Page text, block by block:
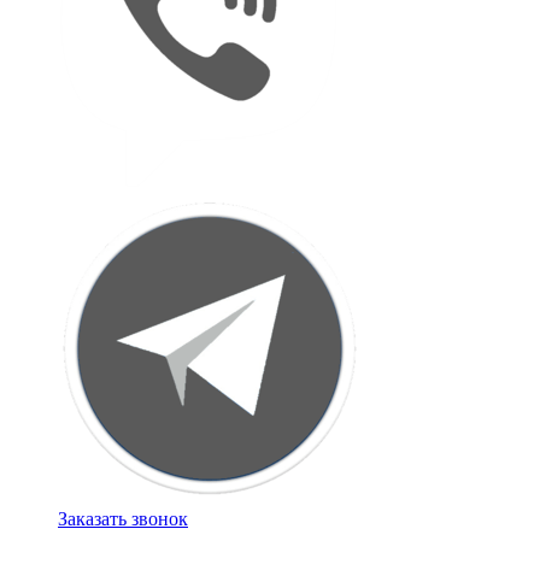
Заказать звонок